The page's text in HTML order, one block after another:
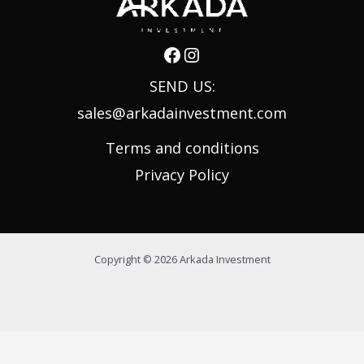
SEND US:
sales@arkadainvestment.com
Terms and conditions
Privacy Policy
Copyright © 2026 Arkada Investment